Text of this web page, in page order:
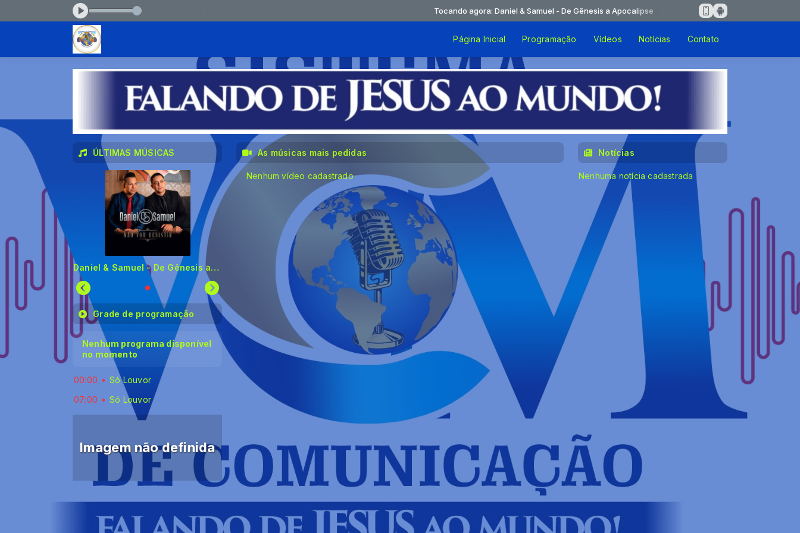
- De Gênesis a Apocalipse Tocando agora: Daniel & Samuel - De Gênesis a Apocalipse
Página Inicial Programação Vídeos Notícias Contato
As músicas mais pedidas
Nenhum vídeo cadastrado
ÚLTIMAS MÚSICAS
Daniel & Samuel - De Gênesis a Apocalipse
Grade de programação
Nenhum programa disponível
no momento
00:00
Só Louvor
07:00
Só Louvor
Imagem não definida
Notícias
Nenhuma notícia cadastrada